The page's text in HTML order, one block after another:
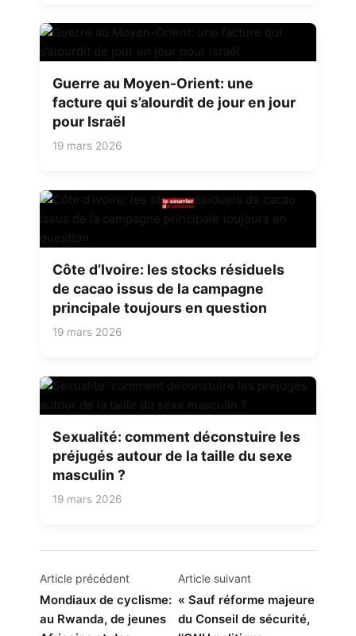
Guerre au Moyen-Orient: une
facture qui s’alourdit de jour en jour
pour Israël
19 mars 2026
Côte d’Ivoire: les stocks résiduels
de cacao issus de la campagne
principale toujours en question
19 mars 2026
Sexualité: comment déconstuire les
préjugés autour de la taille du sexe
masculin ?
19 mars 2026
Navigation
de
l’article
Article précédent
Mondiaux de cyclisme:
au Rwanda, de jeunes
Article suivant
« Sauf réforme majeure
du Conseil de sécurité,